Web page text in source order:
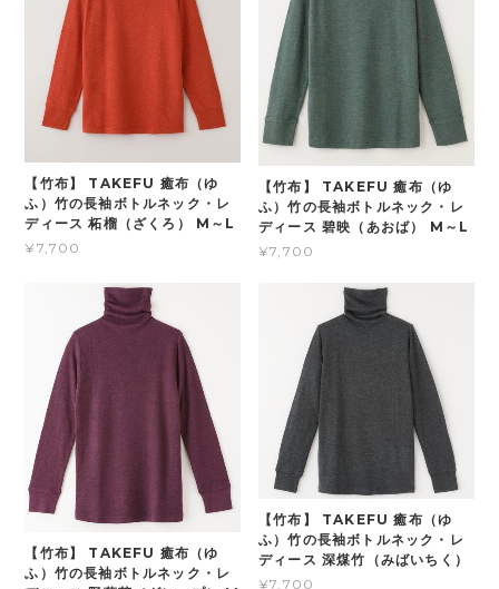
【竹布】 TAKEFU 癒布（ゆ
ふ）竹の長袖ボトルネック・レ
ディース 柘榴（ざくろ） M～L
¥7,700
【竹布】 TAKEFU 癒布（ゆ
ふ）竹の長袖ボトルネック・レ
ディース 碧映（あおば） M～L
¥7,700
【竹布】 TAKEFU 癒布（ゆ
ふ）竹の長袖ボトルネック・レ
【竹布】 TAKEFU 癒布（ゆ
ふ）竹の長袖ボトルネック・レ
ディース 深煤竹（みばいちく）
¥7,700